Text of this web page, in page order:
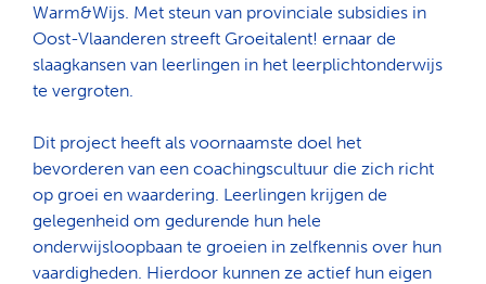
Warm&Wijs. Met steun van provinciale subsidies in
Oost-Vlaanderen streeft Groeitalent! ernaar de
slaagkansen van leerlingen in het leerplichtonderwijs
te vergroten.
Dit project heeft als voornaamste doel het
bevorderen van een coachingscultuur die zich richt
op groei en waardering. Leerlingen krijgen de
gelegenheid om gedurende hun hele
onderwijsloopbaan te groeien in zelfkennis over hun
vaardigheden. Hierdoor kunnen ze actief hun eigen